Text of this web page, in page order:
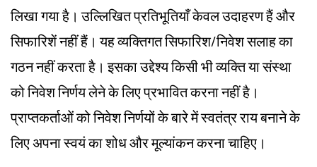
लिखा गया है। उल्लिखित प्रतिभूतियाँ केवल उदाहरण हैं और
सिफारिशें नहीं हैं। यह व्यक्तिगत सिफारिश/निवेश सलाह का
गठन नहीं करता है। इसका उद्देश्य किसी भी व्यक्ति या संस्था
को निवेश निर्णय लेने के लिए प्रभावित करना नहीं है।
प्राप्तकर्ताओं को निवेश निर्णयों के बारे में स्वतंत्र राय बनाने के
लिए अपना स्वयं का शोध और मूल्यांकन करना चाहिए।